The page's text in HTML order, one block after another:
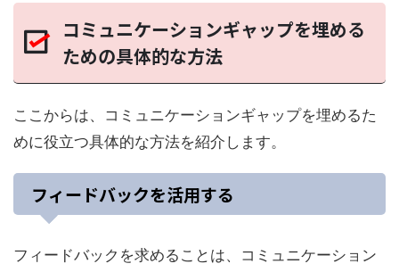
コミュニケーションギャップを埋める
ための具体的な方法
ここからは、コミュニケーションギャップを埋めるた
めに役立つ具体的な方法を紹介します。
フィードバックを活用する
フィードバックを求めることは、コミュニケーション